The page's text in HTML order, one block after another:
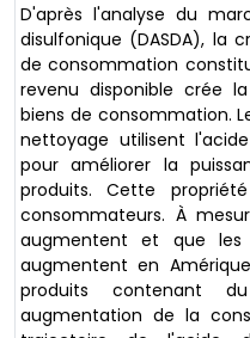
D'après l'analyse du
disulfonique (DASDA), la
de consommation
revenu disponible crée
biens de consommation.
nettoyage utilisent
pour améliorer la
produits. Cette
consommateurs. À
augmentent et que les
augmentent en
produits contenant
augmentation de la